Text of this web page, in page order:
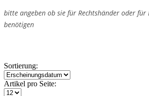
bitte angeben ob sie für Rechtshänder oder für
benötigen
Sortierung:
Artikel pro Seite: